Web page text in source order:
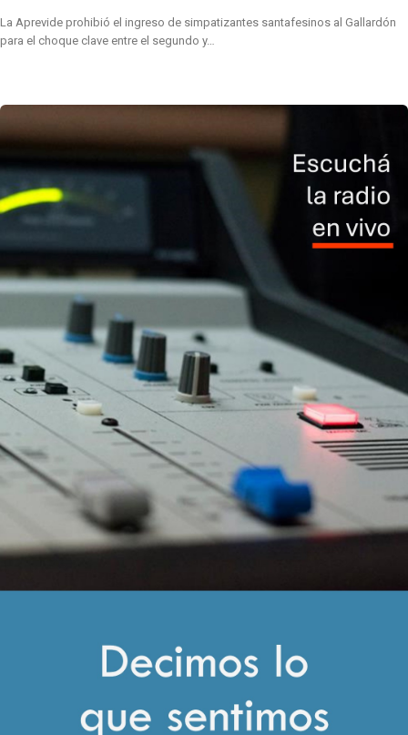
La Aprevide prohibió el ingreso de simpatizantes santafesinos al Gallardón
para el choque clave entre el segundo y…